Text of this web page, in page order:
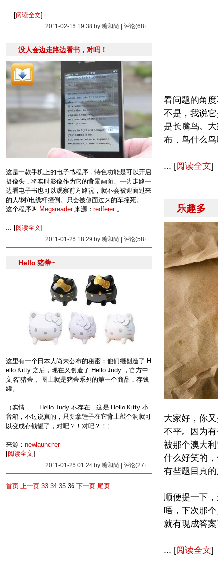
... [阅读全文]
2011-02-16 19:38 by 糖和尚 | 评论(68)
没人会边走路边看书，对吗！
这是一款手机上的电子书程序，特色功能是可以开启
摄像头，将实时影像作为它的背景画面。一边走路一
边看电子书也可以观察前方路况，就不会被迎面过来
的人/树/电线杆撞倒。只会被侧面过来的车撞死。
这个程序叫 Megareader来源： redferer。
... [阅读全文]
2011-01-26 18:29 by 糖和尚 | 评论(58)
Hello 猪蒂~
这里有一个日本人尚未公布的秘密：他们继创造了 H
ello Kitty 之后，现在又创造了 Hello Judy ，官方中
文名“猪蒂”。图上就是猪蒂系列的第一个商品，存钱
罐。
（实情…… Hello Judy 不存在，这是 Hello Kitty 小
音箱，不过说真的，只要拿锤子在它背上敲个洞就可
以变成存钱罐了，对吧？！对吧？！）
来源： newlauncher
[阅读全文]
2011-01-26 01:24 by 糖和尚 | 评论(27)
首页 上一页 33 34 35 36 下一页 尾页
看问题的角
不是，我说
是长嘴鸟。
布，鸟什么
... [阅读全文]
乐趣多
大家好，你
不平。因为
被那个澳大
什么好笑的
有些题目真
顺便提一下
唔，下次那
就有现成答
... [阅读全文]